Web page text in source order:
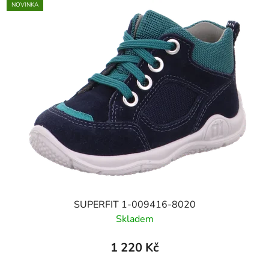
NOVINKA
SUPERFIT 1-009416-8020
Skladem
1 220 Kč